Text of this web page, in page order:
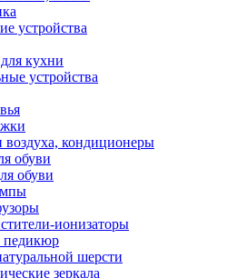
устройства
кухни
устройства
воздуха, кондиционеры
обуви
обуви
ионизаторы
шерсти
зеркала